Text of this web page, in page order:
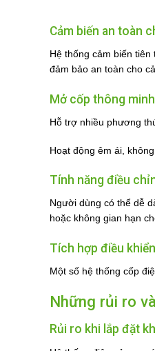
Cảm biến an toàn
Hệ thống cảm biến
đảm bảo an toàn cho
Mở cốp thông minh
Hỗ trợ nhiều phương
Hoạt động êm ái,
Tính năng điều
Người dùng có thể dễ
hoặc không gian hạn
Tích hợp điều
Một số hệ thống cốp
Những rủi ro
Rủi ro khi lắp đặt